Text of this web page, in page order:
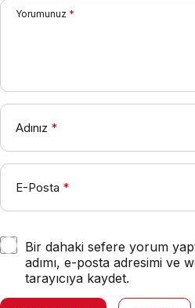
Yorumunuz *
Adınız *
E-Posta *
Bir dahaki sefere yorum
adımı, e-posta adresimi ve
tarayıcıya kaydet.